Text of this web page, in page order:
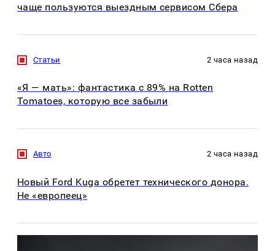
чаще пользуются выездным сервисом Сбера
Статьи 2 часа назад
«Я — мать»: фантастика с 89% на Rotten
Tomatoes, которую все забыли
Авто 2 часа назад
Новый Ford Kuga обретет технического донора.
Не «европеец»